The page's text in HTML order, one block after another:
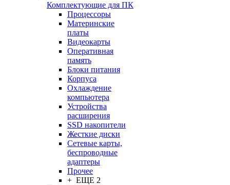
Комплектующие для ПК
Процессоры
Материнские
платы
Видеокарты
Оперативная
память
Блоки питания
Корпуса
Охлаждение
компьютера
Устройства
расширения
SSD накопители
Жесткие диски
Сетевые карты,
беспроводные
адаптеры
Прочее
+ ЕЩЕ 2